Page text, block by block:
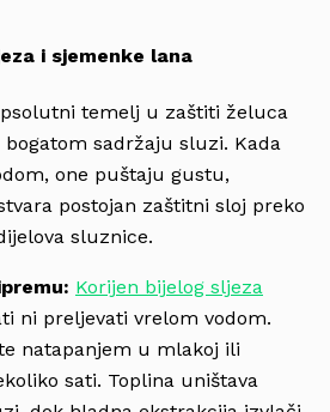
i sjemenke lana
temelj u zaštiti želuca
sadržaju sluzi. Kada
one puštaju gustu,
postojan zaštitni sloj preko
sluznice.
Korijen bijelog sljeza
ni preljevati vrelom vodom.
natapanjem u mlakoj ili
sati. Toplina uništava